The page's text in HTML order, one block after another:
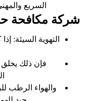
السريع
شركة مكافحة
التهوية السيئة:
فإن ذلك يخلق
والهواء الرطب